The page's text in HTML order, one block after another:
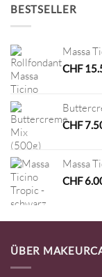
BESTSELLER
Massa
CHF
CHF
Massa
CHF
ÜBER